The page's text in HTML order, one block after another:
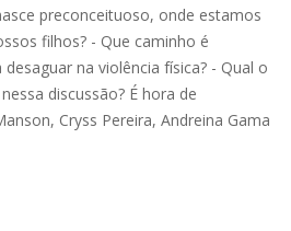
preconceituoso, onde estamos
filhos? - Que caminho é
na violência física? - Qual o
discussão? É hora de
Cryss Pereira, Andreina Gama